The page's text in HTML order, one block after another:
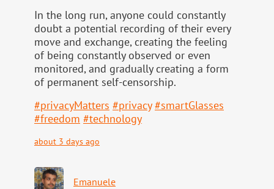
In the long run, anyone could constantly
doubt a potential recording of their every
move and exchange, creating the feeling
of being constantly observed or even
monitored, and gradually creating a form
of permanent self-censorship.
#privacyMatters #privacy #smartGlasses
#freedom #technology
about 3 days ago
Emanuele